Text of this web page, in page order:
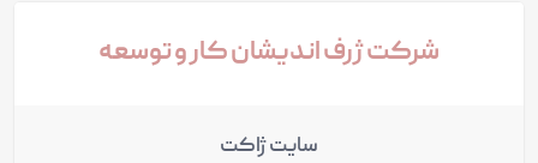
شرکت ژرف اندیشان کار و توسعه
سایت ژاکت